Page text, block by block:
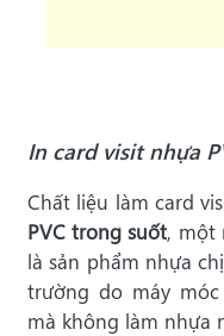
In card visit nhựa
Chất liệu làm card
PVC trong suốt, một
là sản phẩm nhựa
trường do máy
mà không làm nhựa